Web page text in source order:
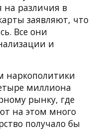
на различия в
заявляют, что
Все они
и
наркополитики
миллиона
рынку, где
на этом много
получало бы